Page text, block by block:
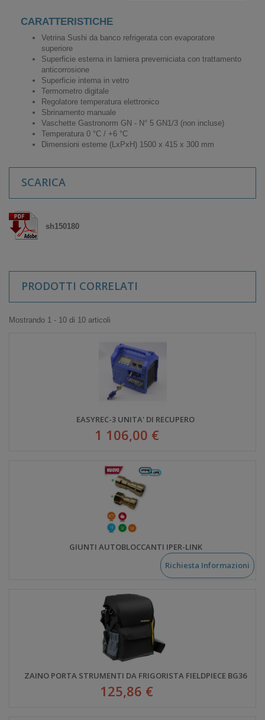
CARATTERISTICHE
Vetrina Sushi da banco refrigerata con evaporatore
superiore
Superficie esterna in lamiera preverniciata con trattamento
anticorrosione
Superficie interna in vetro
Termometro digitale
Regolatore temperatura elettronico
Sbrinamento manuale
Vaschette Gastronorm GN - N° 5 GN1/3 (non incluse)
Temperatura 0 °C / +6 °C
Dimensioni esterne (LxPxH) 1500 x 415 x 300 mm
SCARICA
sh150180
PRODOTTI CORRELATI
Mostrando 1 - 10 di 10 articoli
EASYREC-3 UNITA' DI RECUPERO
1 106,00 €
GIUNTI AUTOBLOCCANTI IPER-LINK
Richiesta Informazioni
ZAINO PORTA STRUMENTI DA FRIGORISTA FIELDPIECE BG36
125,86 €